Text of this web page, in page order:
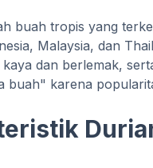
buah tropis yang
Malaysia, dan
kaya dan berlemak,
buah" karena